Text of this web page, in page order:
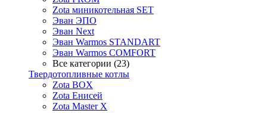
Zota миникотельная SET
Эван ЭПО
Эван Next
Эван Warmos STANDART
Эван Warmos COMFORT
Все категории (23)
Твердотопливные котлы
Zota BOX
Zota Енисей
Zota Master X